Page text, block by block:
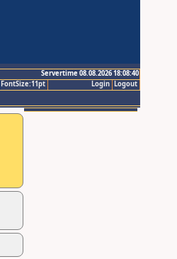
Servertime 08.08.2026 18:08:40
Logout
Login
FontSize:11pt